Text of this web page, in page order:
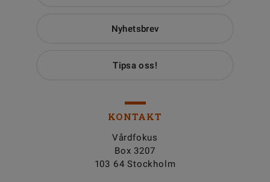
Nyhetsbrev
Tipsa oss!
KONTAKT
Vårdfokus
Box 3207
103 64 Stockholm